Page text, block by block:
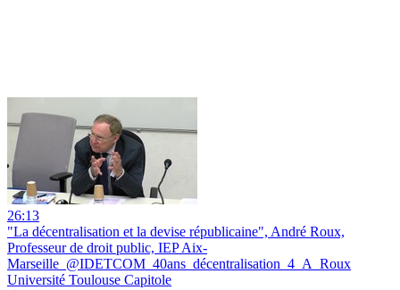
26:13
"La décentralisation et la devise républicaine", André Roux,
Professeur de droit public, IEP Aix-
Marseille_@IDETCOM_40ans_décentralisation_4_A_Roux
Université Toulouse Capitole